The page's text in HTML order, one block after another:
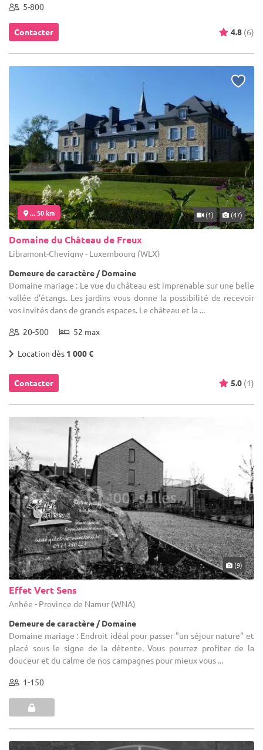
5-800
Contacter 4.8 (6)
... 50 km (1) (47)
Domaine du Château de Freux
Libramont-Chevigny - Luxembourg (WLX)
Demeure de caractère / Domaine
Domaine mariage : Le vue du château est imprenable sur une belle
vallée d'étangs. Les jardins vous donne la possibilité de recevoir
vos invités dans de grands espaces. Le château et la ...
20-500 52 max
Location dès 1 000 €
Contacter 5.0 (1)
(9)
Effet Vert Sens
Anhée - Province de Namur (WNA)
Demeure de caractère / Domaine
Domaine mariage : Endroit idéal pour passer "un séjour nature" et
placé sous le signe de la détente. Vous pourrez profiter de la
douceur et du calme de nos campagnes pour mieux vous ...
1-150